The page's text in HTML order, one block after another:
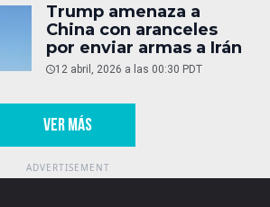
Trump amenaza a
China con aranceles
por enviar armas a Irán
12 abril, 2026 a las 00:30 PDT
VER MÁS